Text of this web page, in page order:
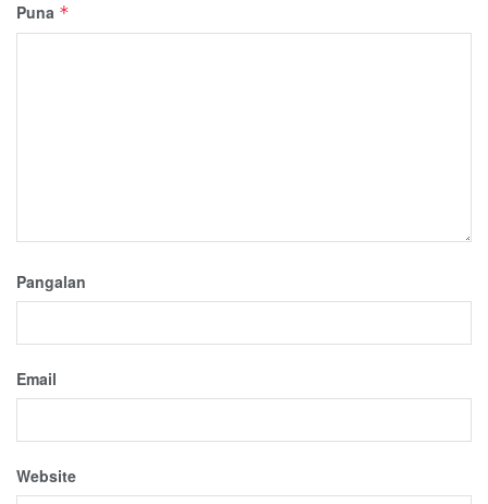
Puna *
Pangalan
Email
Website